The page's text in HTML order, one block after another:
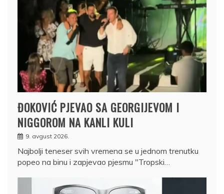
ĐOKOVIĆ PJEVAO SA GEORGIJEVOM I
NIGGOROM NA KANLI KULI
9. avgust 2026.
Najbolji teneser svih vremena se u jednom trenutku
popeo na binu i zapjevao pjesmu "Tropski…